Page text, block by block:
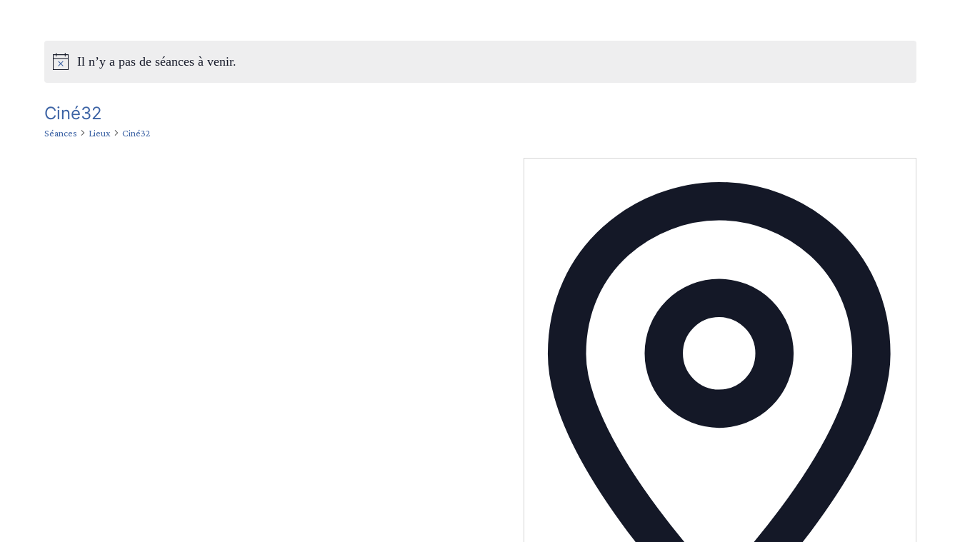
Il n’y a pas de séances à venir.
Ciné32
Séances Lieux Ciné32